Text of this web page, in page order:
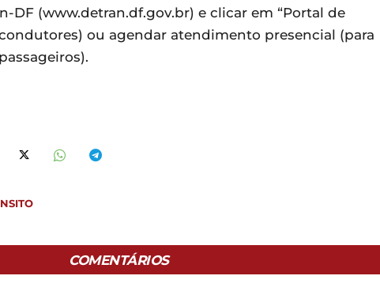
DF (www.detran.df.gov.br) e clicar em “Portal de
ou agendar atendimento presencial (para
COMENTÁRIOS